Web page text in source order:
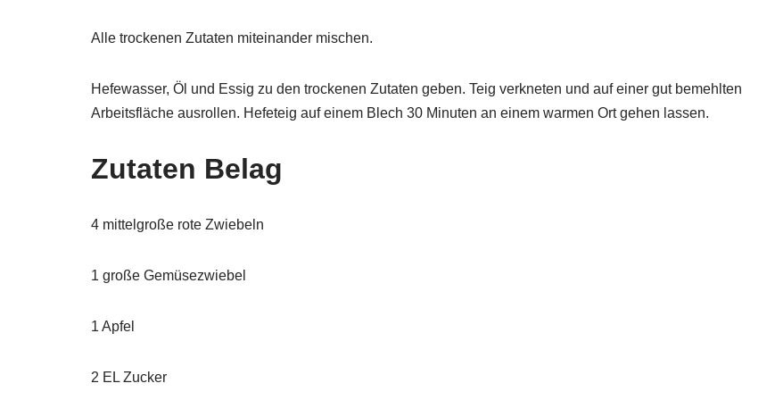
Alle trockenen Zutaten miteinander mischen.
Hefewasser, Öl und Essig zu den trockenen Zutaten geben. Teig verkneten und auf einer gut bemehlten
Arbeitsfläche ausrollen. Hefeteig auf einem Blech 30 Minuten an einem warmen Ort gehen lassen.
Zutaten Belag
4 mittelgroße rote Zwiebeln
1 große Gemüsezwiebel
1 Apfel
2 EL Zucker